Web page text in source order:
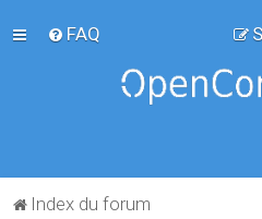
FAQ
Index du forum